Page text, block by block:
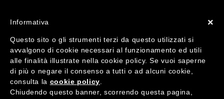
Ricerca
per:
×
Informativa
Questo sito o gli strumenti terzi da questo utilizzati si
avvalgono di cookie necessari al funzionamento ed utili
alle finalità illustrate nella cookie policy. Se vuoi saperne
di più o negare il consenso a tutti o ad alcuni cookie,
consulta la cookie policy
Chiudendo questo banner, scorrendo questa pagina,